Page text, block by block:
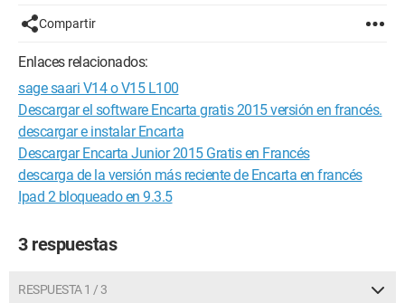
Compartir
Enlaces relacionados:
sage saari V14 o V15 L100
Descargar el software Encarta gratis 2015 versión en francés.
descargar e instalar Encarta
Descargar Encarta Junior 2015 Gratis en Francés
descarga de la versión más reciente de Encarta en francés
Ipad 2 bloqueado en 9.3.5
3 respuestas
RESPUESTA 1 / 3